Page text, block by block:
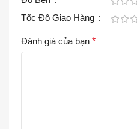
Tốc Độ Giao Hàng
Đánh giá của bạn *